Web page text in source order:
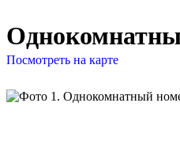
Посмотреть на карте